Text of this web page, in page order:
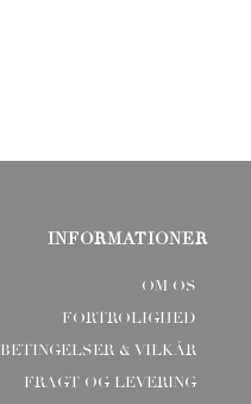
INFORMATIONER
OM OS
FORTROLIGHED
BETINGELSER & VILKÅR
FRAGT OG LEVERING